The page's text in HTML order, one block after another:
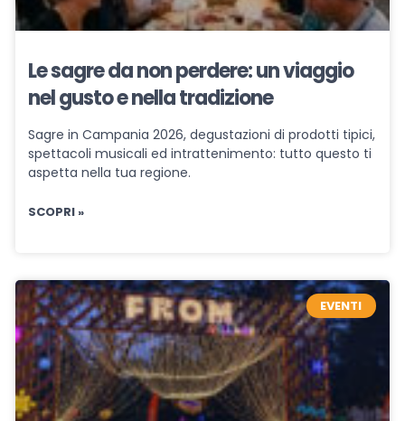
Le sagre da non perdere: un viaggio
nel gusto e nella tradizione
Sagre in Campania 2026, degustazioni di prodotti tipici,
spettacoli musicali ed intrattenimento: tutto questo ti
aspetta nella tua regione.
SCOPRI »
EVENTI